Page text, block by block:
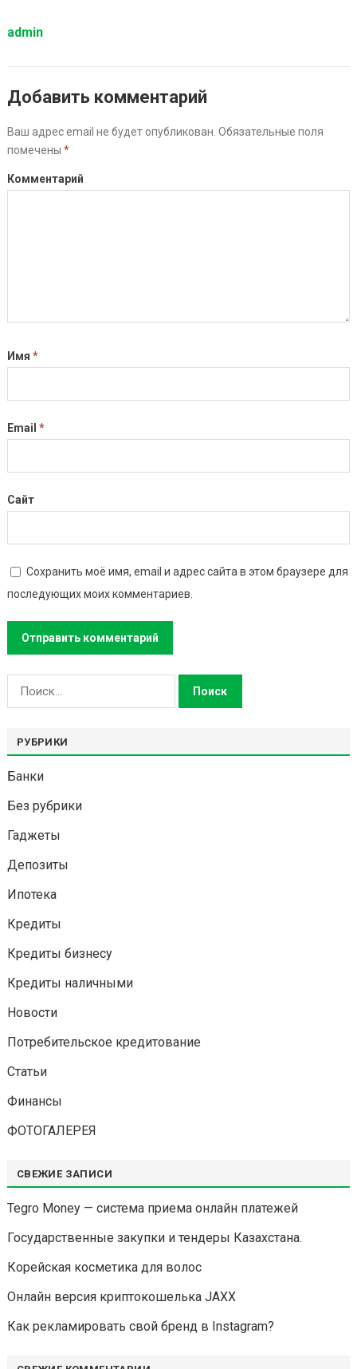
admin
Добавить комментарий
Ваш адрес email не будет опубликован. Обязательные поля
помечены *
Комментарий
Имя *
Email *
Сайт
Сохранить моё имя, email и адрес сайта в этом браузере для
последующих моих комментариев.
Найти:
РУБРИКИ
Банки
Без рубрики
Гаджеты
Депозиты
Ипотека
Кредиты
Кредиты бизнесу
Кредиты наличными
Новости
Потребительское кредитование
Статьи
Финансы
ФОТОГАЛЕРЕЯ
СВЕЖИЕ ЗАПИСИ
Tegro Money — система приема онлайн платежей
Государственные закупки и тендеры Казахстана.
Корейская косметика для волос
Онлайн версия криптокошелька JAXX
Как рекламировать свой бренд в Instagram?